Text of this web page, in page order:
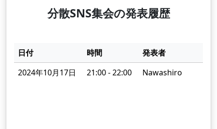
分散SNS集会の発表履歴
日付 時間 発表者
2024年10月17日
21:00 - 22:00 Nawashiro